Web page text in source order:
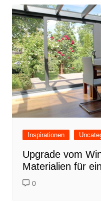
Inspirationen
Upgrade vom
Materialien für
0